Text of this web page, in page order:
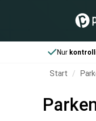
Nur
Start